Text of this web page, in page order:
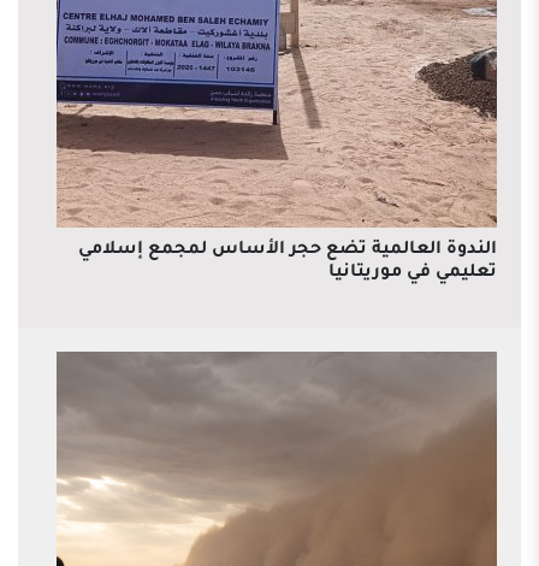
الندوة العالمية تضع حجر الأساس لمجمع إسلامي
تعليمي في موريتانيا